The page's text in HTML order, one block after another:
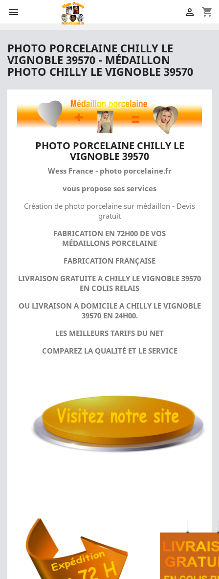
 shopping_cart

PHOTO PORCELAINE CHILLY LE
VIGNOBLE 39570 - MÉDAILLON
PHOTO CHILLY LE VIGNOBLE 39570
PHOTO PORCELAINE CHILLY LE
VIGNOBLE 39570
Wess France - photo porcelaine.fr
vous propose ses services
Création de photo porcelaine sur médaillon - Devis
gratuit
FABRICATION EN 72H00 DE VOS
MÉDAILLONS PORCELAINE
FABRICATION FRANÇAISE
LIVRAISON GRATUITE A CHILLY LE VIGNOBLE 39570
EN COLIS RELAIS
OU LIVRAISON A DOMICILE A CHILLY LE VIGNOBLE
39570 EN 24H00.
LES MEILLEURS TARIFS DU NET
COMPAREZ LA QUALITÉ ET LE SERVICE